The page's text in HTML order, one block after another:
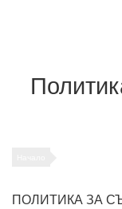
ПОЛИТИКА ЗА